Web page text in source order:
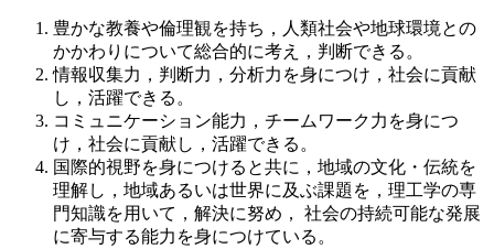
豊かな教養や倫理観を持ち，人類社会や地球環境との
かかわりについて総合的に考え，判断できる。
情報収集力，判断力，分析力を身につけ，社会に貢献
し，活躍できる。
コミュニケーション能力，チームワーク力を身につ
け，社会に貢献し，活躍できる。
国際的視野を身につけると共に，地域の文化・伝統を
理解し，地域あるいは世界に及ぶ課題を，理工学の専
門知識を用いて，解決に努め， 社会の持続可能な発展
に寄与する能力を身につけている。